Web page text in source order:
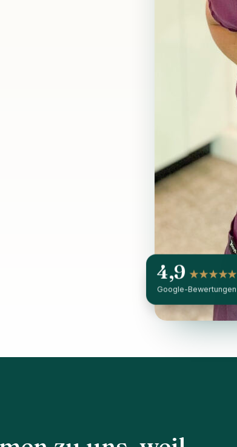
4,9 ★★★★★
Google-Bewertungen